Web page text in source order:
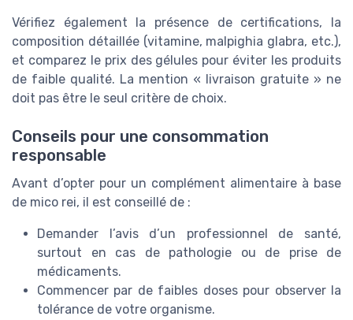
Vérifiez également la présence de certifications, la
composition détaillée (vitamine, malpighia glabra, etc.),
et comparez le prix des gélules pour éviter les produits
de faible qualité. La mention « livraison gratuite » ne
doit pas être le seul critère de choix.
Conseils pour une consommation
responsable
Avant d’opter pour un complément alimentaire à base
de mico rei, il est conseillé de :
Demander l’avis d’un professionnel de santé,
surtout en cas de pathologie ou de prise de
médicaments.
Commencer par de faibles doses pour observer la
tolérance de votre organisme.